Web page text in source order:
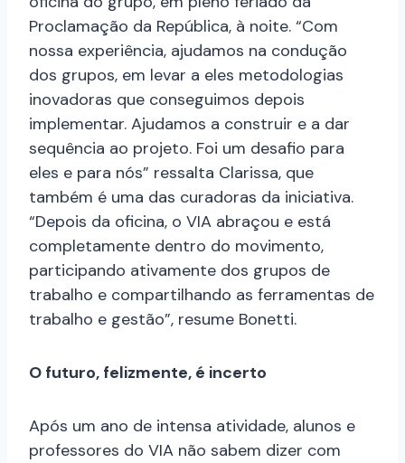
Proclamação da República, à noite. “Com
nossa experiência, ajudamos na condução
dos grupos, em levar a eles metodologias
inovadoras que conseguimos depois
implementar. Ajudamos a construir e a dar
sequência ao projeto. Foi um desafio para
eles e para nós” ressalta Clarissa, que
também é uma das curadoras da iniciativa.
“Depois da oficina, o VIA abraçou e está
completamente dentro do movimento,
participando ativamente dos grupos de
trabalho e compartilhando as ferramentas de
trabalho e gestão”, resume Bonetti.
O futuro, felizmente, é incerto
Após um ano de intensa atividade, alunos e
professores do VIA não sabem dizer com